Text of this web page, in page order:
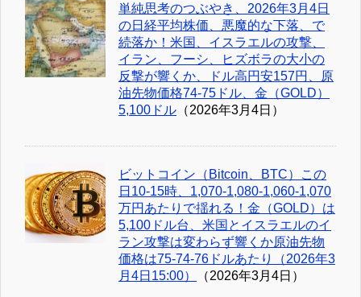
単純思考のつぶやき、2026年3月4日
の日経平均株価、悪魔的な下落、で
続落か！米国、イスラエルの攻撃、
イラン、フーシ、ヒズボラの大小の
反撃が響くか、ドル高円安157円、原
油先物価格74-75ドル、金（GOLD）
5,100ドル （2026年3月4日）
ビットコイン（Bitcoin、BTC）この
日10-15時、1,070-1,080-1,060-1,070
万円あたりで揺れる！金（GOLD）は
5,100ドル台、米国とイスラエルのイ
ラン攻撃は変わらず響くか原油先物
価格は75-74-76ドルあたり（2026年3
月4日15:00）
（2026年3月4日）